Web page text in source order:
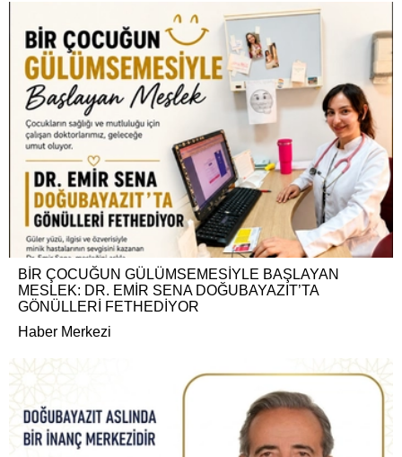
BİR ÇOCUĞUN GÜLÜMSEMESİYLE BAŞLAYAN
MESLEK: DR. EMİR SENA DOĞUBAYAZIT’TA
GÖNÜLLERİ FETHEDİYOR
Haber Merkezi